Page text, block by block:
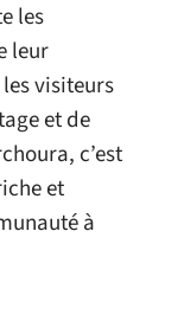
les
leur
visiteurs
et de
c’est
et
à